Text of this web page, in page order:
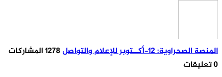
المنصة الصحراوية: 12-أكــتوبر للإعلام والتواصل
1278 المشاركات
0 تعليقات